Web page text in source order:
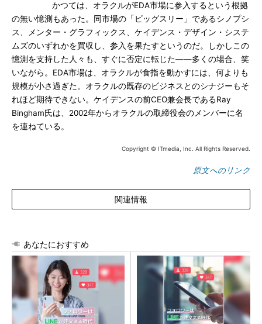
かつては、オラクルがEDA市場に参入するという根拠
の無い憶測もあった。同市場の「ビッグスリー」であるシノプシ
ス、メンター・グラフィックス、ケイデンス・デザイン・システ
ムズのいずれかを買収し、参入を果たすというのだ。しかしこの
憶測を支持した人々も、すぐに否定に転じた――多くの場合、笑
いながら。EDA市場は、オラクルが食指を動かすには、何よりも
規模が小さ過ぎた。オラクルの既存のビジネスとのシナジーもそ
れほど期待できない。ケイデンスの前CEO兼会長であるRay
Bingham氏は、2002年からオラクルの取締役会のメンバーに名
を連ねている。
Copyright © ITmedia, Inc. All Rights Reserved.
原文へのリンク
関連情報
あなたにおすすめ